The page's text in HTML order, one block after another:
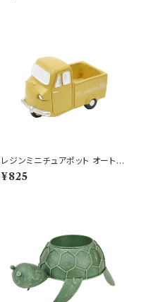
レジンミニチュアポット オート三
輪 トラック BE ミニ鉢
¥825